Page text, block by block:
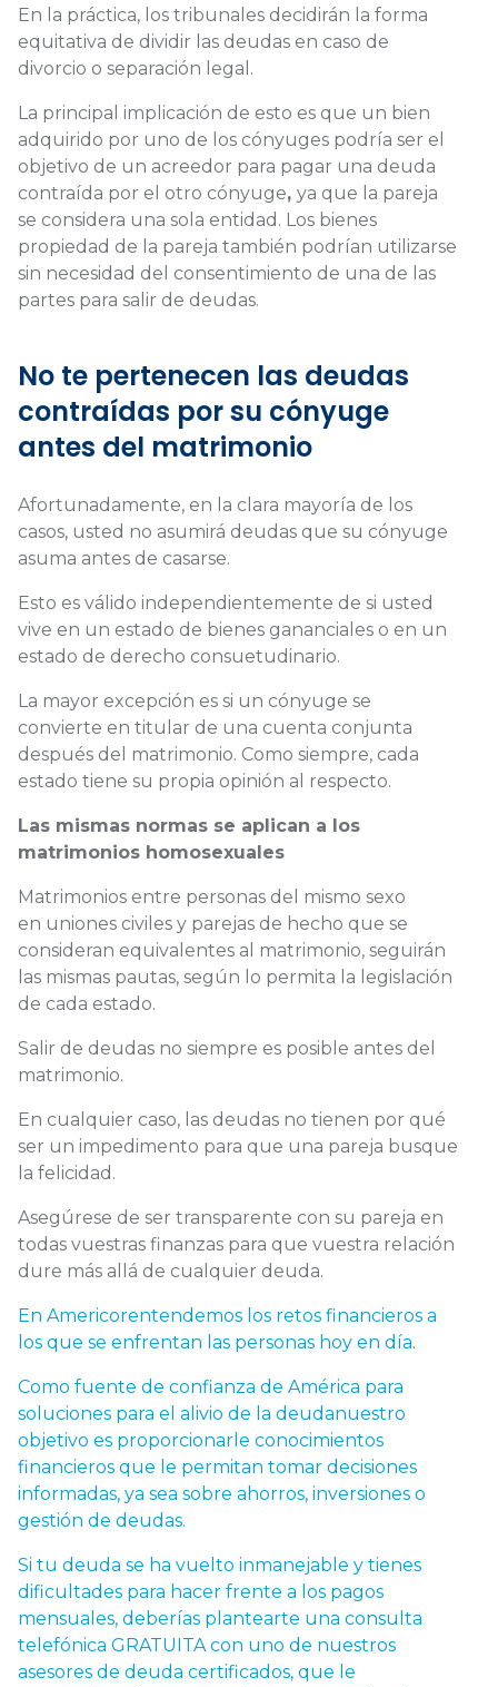
En la práctica, los tribunales decidirán la forma
equitativa de dividir las deudas en caso de
divorcio o separación legal.
La principal implicación de esto es que un bien
adquirido por uno de los cónyuges podría ser el
objetivo de un acreedor para pagar una deuda
contraída por el otro cónyuge, ya que la pareja
se considera una sola entidad. Los bienes
propiedad de la pareja también podrían utilizarse
sin necesidad del consentimiento de una de las
partes para salir de deudas.
No te pertenecen las deudas
contraídas por su cónyuge
antes del matrimonio
Afortunadamente, en la clara mayoría de los
casos, usted no asumirá deudas que su cónyuge
asuma antes de casarse.
Esto es válido independientemente de si usted
vive en un estado de bienes gananciales o en un
estado de derecho consuetudinario.
La mayor excepción es si un cónyuge se
convierte en titular de una cuenta conjunta
después del matrimonio. Como siempre, cada
estado tiene su propia opinión al respecto.
Las mismas normas se aplican a los
matrimonios homosexuales
Matrimonios entre personas del mismo sexo
en uniones civiles y parejas de hecho que se
consideran equivalentes al matrimonio, seguirán
las mismas pautas, según lo permita la legislación
de cada estado.
Salir de deudas no siempre es posible antes del
matrimonio.
En cualquier caso, las deudas no tienen por qué
ser un impedimento para que una pareja busque
la felicidad.
Asegúrese de ser transparente con su pareja en
todas vuestras finanzas para que vuestra relación
dure más allá de cualquier deuda.
En Americorentendemos los retos financieros a
los que se enfrentan las personas hoy en día.
Como fuente de confianza de América para
soluciones para el alivio de la deudanuestro
objetivo es proporcionarle conocimientos
financieros que le permitan tomar decisiones
informadas, ya sea sobre ahorros, inversiones o
gestión de deudas.
Si tu deuda se ha vuelto inmanejable y tienes
dificultades para hacer frente a los pagos
mensuales, deberías plantearte una consulta
telefónica GRATUITA con uno de nuestros
asesores de deuda certificados, que le